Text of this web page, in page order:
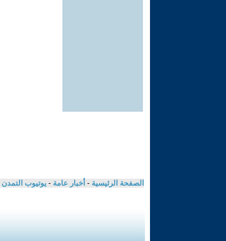
الصفحة الرئيسية - أخبار عامة - يوتيوب التمدن